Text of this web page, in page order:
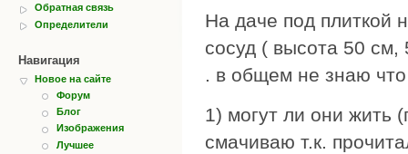
Обратная связь
Определители
Навигация
Новое на сайте
Форум
Блог
Изображения
Лучшее
На даче под плиткой
сосуд ( высота 50 см,
. в общем не знаю что
1) могут ли они жить
смачиваю т.к.